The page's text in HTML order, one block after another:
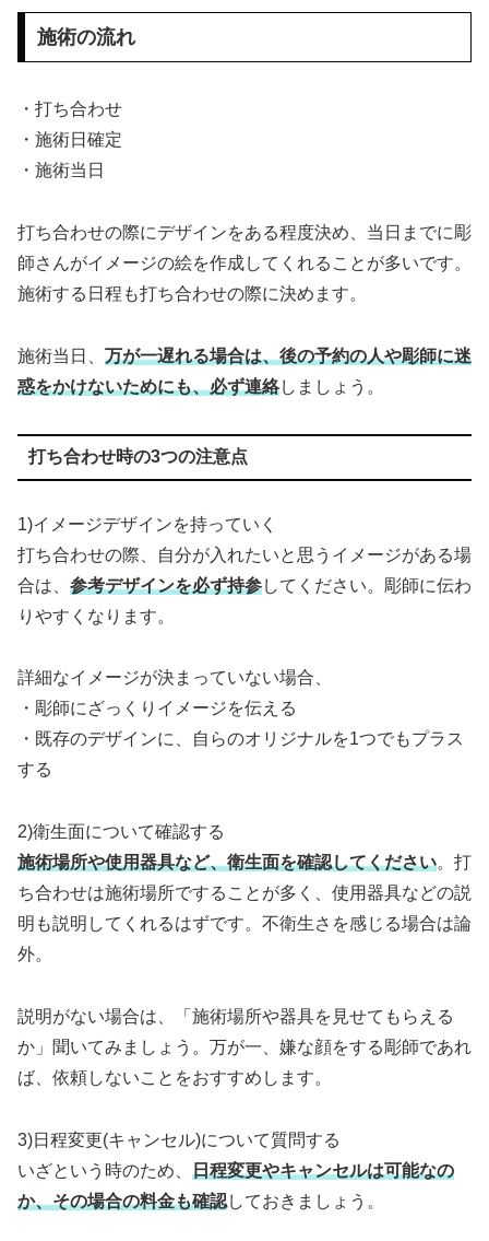
施術の流れ
・打ち合わせ
・施術日確定
・施術当日
打ち合わせの際にデザインをある程度決め、当日までに彫
師さんがイメージの絵を作成してくれることが多いです。
施術する日程も打ち合わせの際に決めます。
施術当日、 万が一遅れる場合は、後の予約の人や彫師に迷
惑をかけないためにも、必ず連絡しましょう。
打ち合わせ時の3つの注意点
1)イメージデザインを持っていく
打ち合わせの際、自分が入れたいと思うイメージがある場
合は、 参考デザインを必ず持参してください。彫師に伝わ
りやすくなります。
詳細なイメージが決まっていない場合、
・彫師にざっくりイメージを伝える
・既存のデザインに、自らのオリジナルを1つでもプラス
する
2)衛生面について確認する
施術場所や使用器具など、衛生面を確認してください。打
ち合わせは施術場所ですることが多く、使用器具などの説
明も説明してくれるはずです。不衛生さを感じる場合は論
外。
説明がない場合は、「施術場所や器具を見せてもらえる
か」聞いてみましょう。万が一、嫌な顔をする彫師であれ
ば、依頼しないことをおすすめします。
3)日程変更(キャンセル)について質問する
いざという時のため、 日程変更やキャンセルは可能なの
か、その場合の料金も確認しておきましょう。